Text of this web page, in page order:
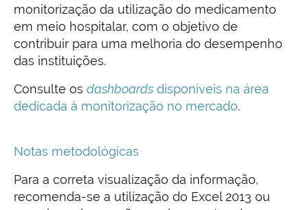
monitorização da utilização do medicamento
em meio hospitalar, com o objetivo de
contribuir para uma melhoria do desempenho
das instituições.
Consulte os dashboards disponíveis na área
dedicada à monitorização no mercado.
Notas metodológicas
Para a correta visualização da informação,
recomenda-se a utilização do Excel 2013 ou